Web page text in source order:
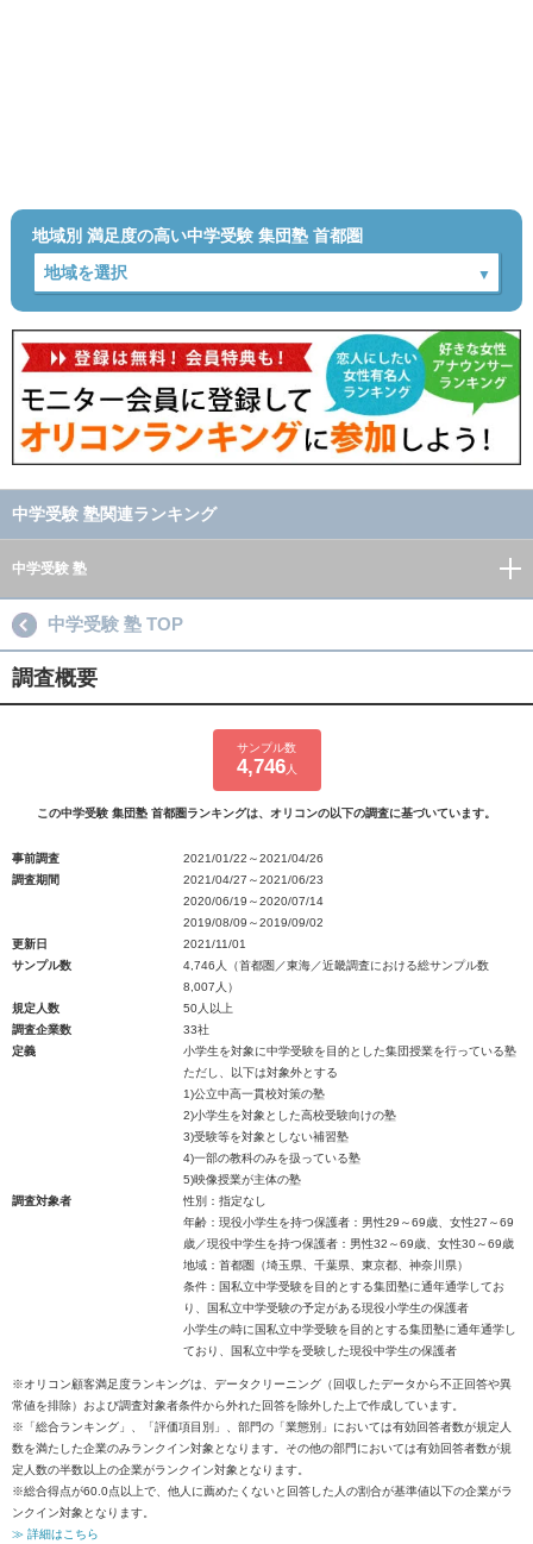
地域別 満足度の高い中学受験 集団塾 首都圏
中学受験 塾関連ランキング
中学受験 塾
中学受験 塾 TOP
調査概要
サンプル数
4,746人
この中学受験 集団塾 首都圏ランキングは、オリコンの以下の調査に基づいています。
事前調査
2021/01/22～2021/04/26
調査期間
2021/04/27～2021/06/23
2020/06/19～2020/07/14
2019/08/09～2019/09/02
更新日
2021/11/01
サンプル数
4,746人（首都圏／東海／近畿調査における総サンプル数
8,007人）
規定人数
50人以上
調査企業数
33社
定義
小学生を対象に中学受験を目的とした集団授業を行っている塾
ただし、以下は対象外とする
1)公立中高一貫校対策の塾
2)小学生を対象とした高校受験向けの塾
3)受験等を対象としない補習塾
4)一部の教科のみを扱っている塾
5)映像授業が主体の塾
調査対象者
性別：指定なし
年齢：現役小学生を持つ保護者：男性29～69歳、女性27～69
歳／現役中学生を持つ保護者：男性32～69歳、女性30～69歳
地域：首都圏（埼玉県、千葉県、東京都、神奈川県）
条件：国私立中学受験を目的とする集団塾に通年通学してお
り、国私立中学受験の予定がある現役小学生の保護者
小学生の時に国私立中学受験を目的とする集団塾に通年通学し
ており、国私立中学を受験した現役中学生の保護者
※オリコン顧客満足度ランキングは、データクリーニング（回収したデータから不正回答や異
常値を排除）および調査対象者条件から外れた回答を除外した上で作成しています。
※「総合ランキング」、「評価項目別」、部門の「業態別」においては有効回答者数が規定人
数を満たした企業のみランクイン対象となります。その他の部門においては有効回答者数が規
定人数の半数以上の企業がランクイン対象となります。
※総合得点が60.0点以上で、他人に薦めたくないと回答した人の割合が基準値以下の企業がラ
ンクイン対象となります。
≫ 詳細はこちら